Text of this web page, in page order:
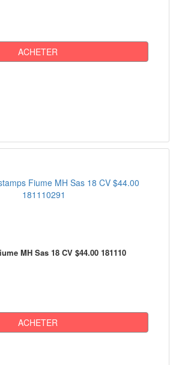
ACHETER
MH Sas 18 CV $44.00 181110
ACHETER